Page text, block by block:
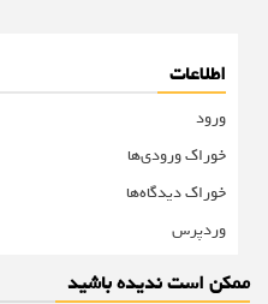
اطلاعات
ورود
خوراک ورودی‌ها
خوراک دیدگاه‌ها
وردپرس
ممکن است ندیده باشید